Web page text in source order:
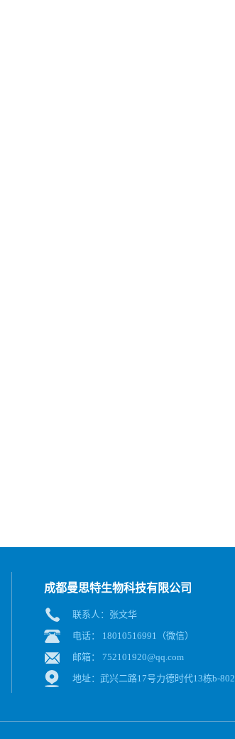
成都曼思特生物科技有限公司
联系人：张文华
电话： 18010516991（微信）
邮箱： 752101920@qq.com
地址：武兴二路17号力德时代13栋b-802